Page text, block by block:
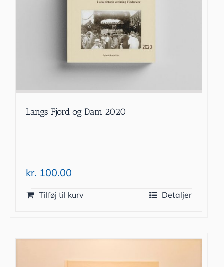
Langs Fjord og Dam 2020
kr. 100.00
Tilføj til kurv Detaljer